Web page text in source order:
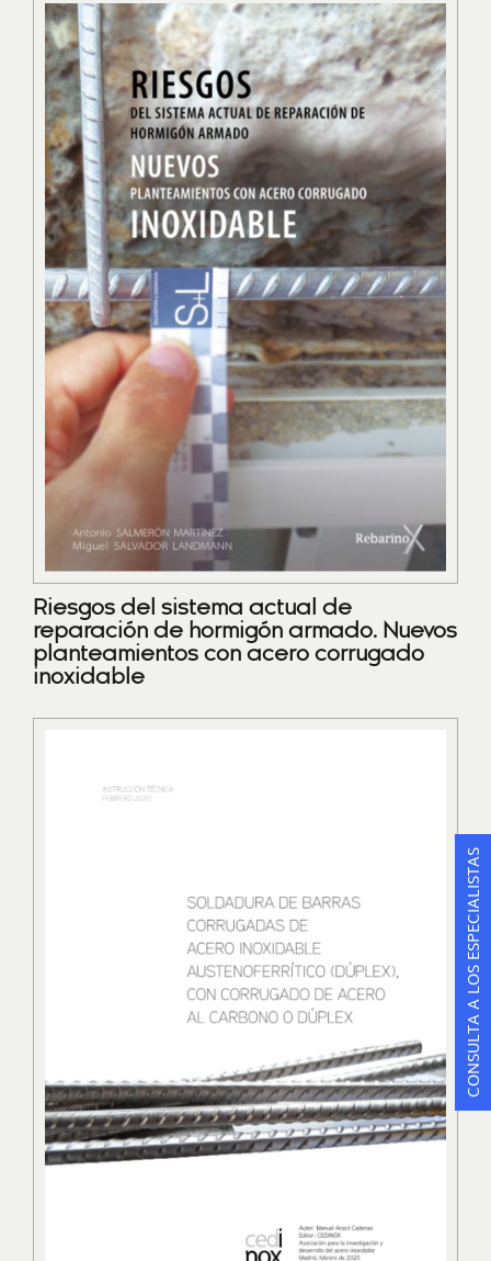
Riesgos del sistema actual de
reparación de hormigón armado. Nuevos
planteamientos con acero corrugado
inoxidable
CONSULTA A LOS ESPECIALISTAS